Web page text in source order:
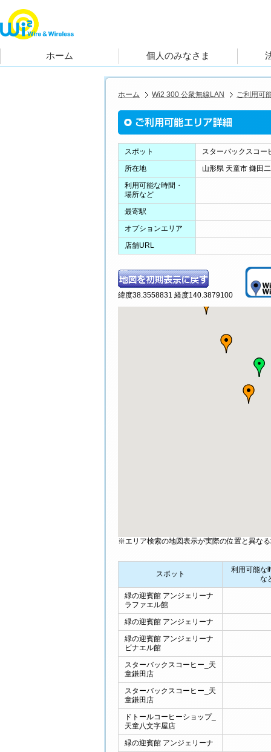
ホーム Wi2 300 公衆無線LAN ご利用可
スポット
スターバックスコー
所在地
山形県 天童市 鎌田
利用可能な時間・
場所など
最寄駅
オプションエリア
店舗URL
緯度38.3558831 経度140.3879100
※エリア検索の地図表示が実際の位置と異な
スポット
利用可能な
な
緑の迎賓館 アンジェリーナ
ラファエル館
緑の迎賓館 アンジェリーナ
緑の迎賓館 アンジェリーナ
ビナエル館
スターバックスコーヒー_天
童鎌田店
スターバックスコーヒー_天
童鎌田店
ドトールコーヒーショップ_
天童八文字屋店
緑の迎賓館 アンジェリーナ